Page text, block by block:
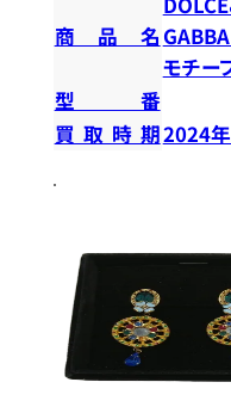
商品名
モチー
型番
買取時期2024